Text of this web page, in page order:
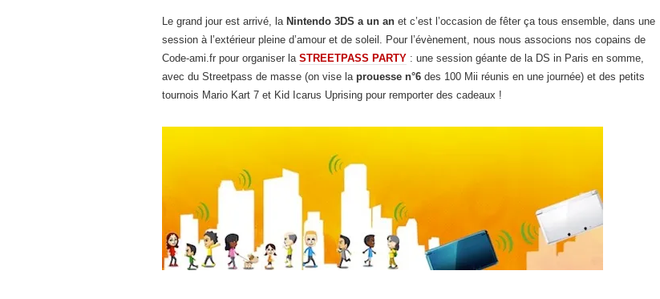
Le grand jour est arrivé, la Nintendo 3DS a un an et c’est l’occasion de fêter ça tous ensemble, dans une
session à l’extérieur pleine d’amour et de soleil. Pour l’évènement, nous nous associons nos copains de
Code-ami.fr pour organiser la STREETPASS PARTY : une session géante de la DS in Paris en somme,
avec du Streetpass de masse (on vise la prouesse n°6 des 100 Mii réunis en une journée) et des petits
tournois Mario Kart 7 et Kid Icarus Uprising pour remporter des cadeaux !